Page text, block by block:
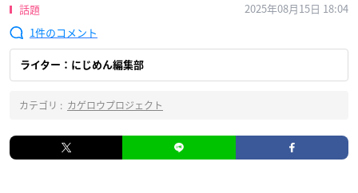
話題
2025年08月15日 18:04
1
ライター：にじめん編集部
カテゴリ : カゲロウプロジェクト